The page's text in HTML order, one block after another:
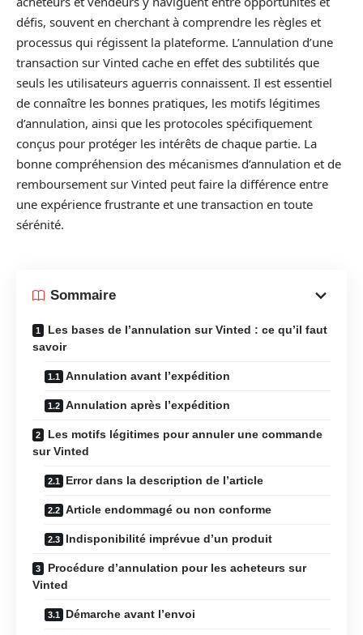
défis, souvent en cherchant à comprendre les règles et
processus qui régissent la plateforme. L’annulation d’une
transaction sur Vinted cache en effet des subtilités que
seuls les utilisateurs aguerris connaissent. Il est essentiel
de connaître les bonnes pratiques, les motifs légitimes
d’annulation, ainsi que les protocoles spécifiquement
conçus pour protéger les intérêts de chaque partie. La
bonne compréhension des mécanismes d’annulation et de
remboursement sur Vinted peut faire la différence entre
une expérience frustrante et une transaction en toute
sérénité.
Sommaire
Les bases de l’annulation sur Vinted : ce qu’il faut
savoir
Annulation avant l’expédition
Annulation après l’expédition
Les motifs légitimes pour annuler une commande
sur Vinted
Error dans la description de l’article
Article endommagé ou non conforme
Indisponibilité imprévue d’un produit
Procédure d’annulation pour les acheteurs sur
Vinted
Démarche avant l’envoi